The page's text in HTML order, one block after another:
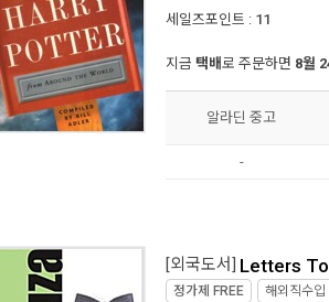
세일즈포인트 : 11
지금 택배로 주문하면 8월
알라딘 중고
-
[외국도서] Letters
정가제 FREE 해외직수입